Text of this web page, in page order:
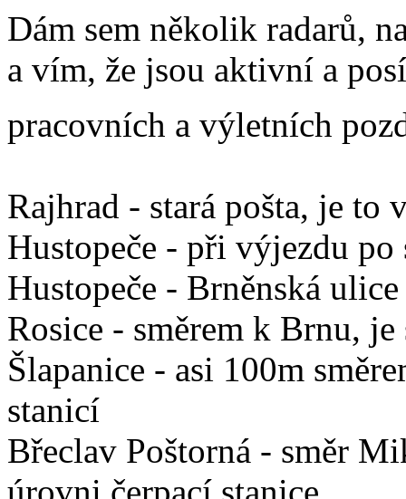
Dám sem několik radarů,
a vím, že jsou aktivní a
pracovních a výletních
Rajhrad - stará pošta, je to
Hustopeče - při výjezdu
Hustopeče - Brněnská ulice
Rosice - směrem k Brnu,
Šlapanice - asi 100m
stanicí
Břeclav Poštorná - směr